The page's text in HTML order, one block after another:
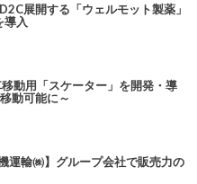
展開する「ウェルモット製薬」
導入
動用「スケーター」を開発・導
動可能に～
運輸㈱】グループ会社で販売力の